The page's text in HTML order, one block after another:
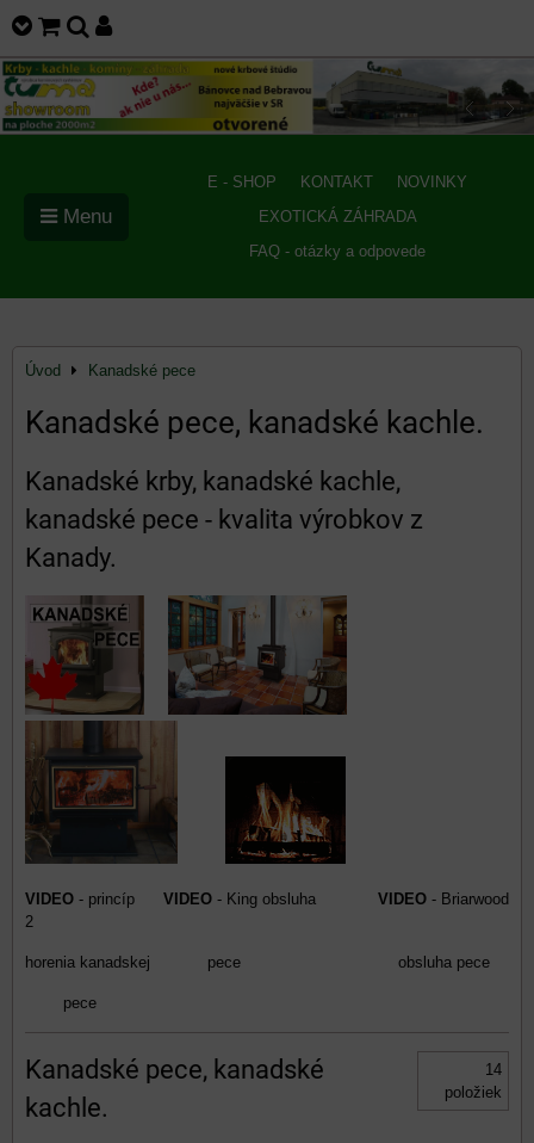
E - SHOP KONTAKT
NOVINKY
EXOTICKÁ ZÁHRADA
FAQ - otázky a odpovede
Menu
Úvod Kanadské pece
Kanadské pece, kanadské kachle.
Kanadské krby, kanadské kachle,
kanadské pece - kvalita výrobkov z
Kanady.
VIDEO - princíp VIDEO - King obsluha VIDEO - Briarwood
2
horenia kanadskej pece obsluha pece
pece
Kanadské pece, kanadské
kachle.
14
položiek